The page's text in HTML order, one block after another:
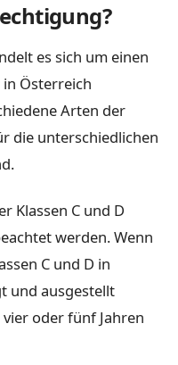
es sich um einen
Österreich
Arten der
die unterschiedlichen
Klassen C und D
werden. Wenn
C und D in
und ausgestellt
oder fünf Jahren